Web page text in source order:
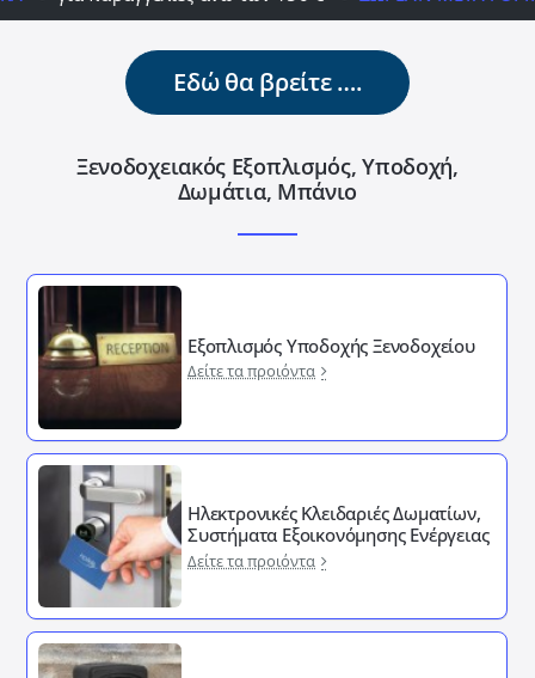
Εδώ θα βρείτε ….
Ξενοδοχειακός Εξοπλισμός, Υποδοχή,
Δωμάτια, Μπάνιο
Εξοπλισμός Υποδοχής Ξενοδοχείου
Δείτε τα προιόντα
Ηλεκτρονικές Κλειδαριές Δωματίων,
Συστήματα Εξοικονόμησης Ενέργειας
Δείτε τα προιόντα